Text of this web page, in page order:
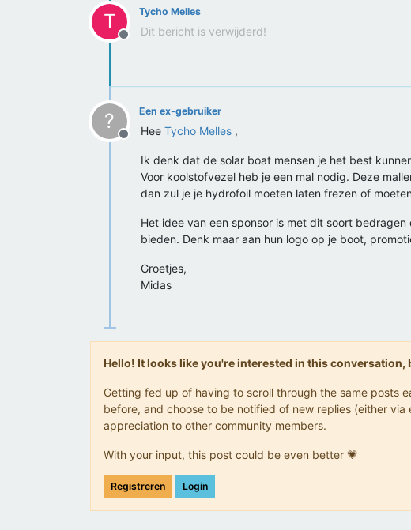
T
Offline
Tycho Melles
Dit bericht is verwijderd!
?
Offline
Een ex-gebruiker
Hee Tycho Melles ,
Ik denk dat de solar boat mensen je het best
Voor koolstofvezel heb je een mal nodig. Deze
dan zul je je hydrofoil moeten laten frezen of
Het idee van een sponsor is met dit soort
bieden. Denk maar aan hun logo op je boot,
Groetjes,
Midas
Hello! It looks like you're interested in this conversation,
Getting fed up of having to scroll through the same posts
before, and choose to be notified of new replies (either
appreciation to other community members.
With your input, this post could be even better 💗
Registreren Login